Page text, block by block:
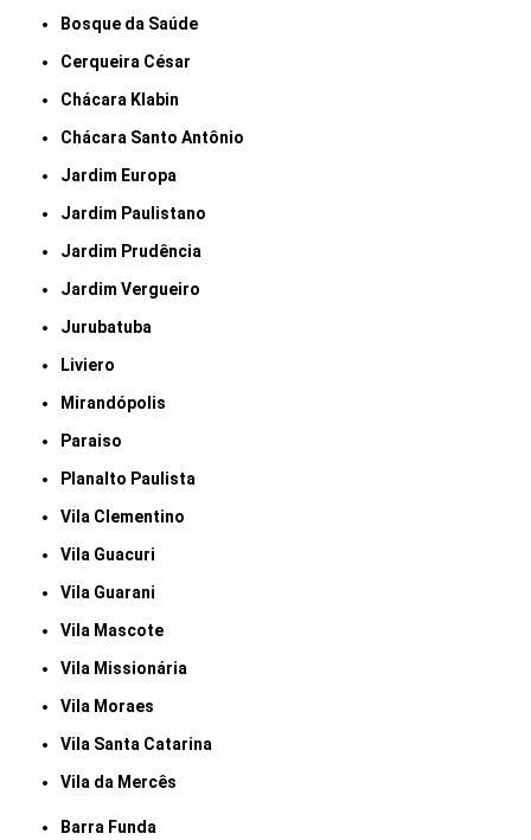
Bosque da Saúde
Cerqueira César
Chácara Klabin
Chácara Santo Antônio
Jardim Europa
Jardim Paulistano
Jardim Prudência
Jardim Vergueiro
Jurubatuba
Liviero
Mirandópolis
Paraiso
Planalto Paulista
Vila Clementino
Vila Guacuri
Vila Guarani
Vila Mascote
Vila Missionária
Vila Moraes
Vila Santa Catarina
Vila da Mercês
Barra Funda